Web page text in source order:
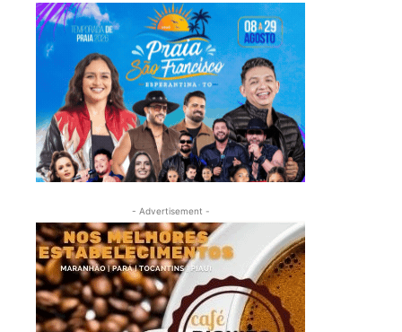
- Advertisement -